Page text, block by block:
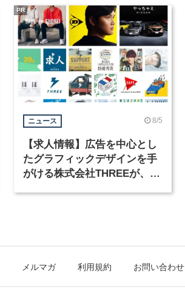
ニュース 8/5
【求人情報】広告を中心とし
たグラフィックデザインを手
がける株式会社THREEが、グ
PR
メルマガ 利用規約 お問い合わせ